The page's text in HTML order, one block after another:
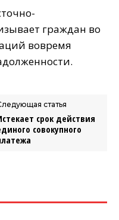
граждан во
вовремя
статья
срок действия
совокупного